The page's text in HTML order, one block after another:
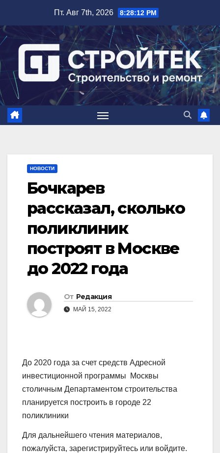
содержимому
Пт. Авг 7th, 2026 8:28:13 PM
НОВОСТИ
Бочкарев
рассказал, сколько
поликлиник
построят в Москве
до 2022 года
От Редакция
МАЙ 15, 2022
До 2020 года за счет средств Адресной
инвестиционной программы Москвы
столичным Департаментом строительства
планируется построить в городе 22
поликлиники
Для дальнейшего чтения материалов,
пожалуйста, зарегистрируйтесь или войдите.